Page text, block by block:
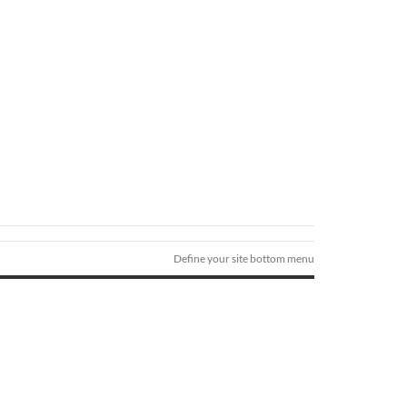
Define your site bottom menu